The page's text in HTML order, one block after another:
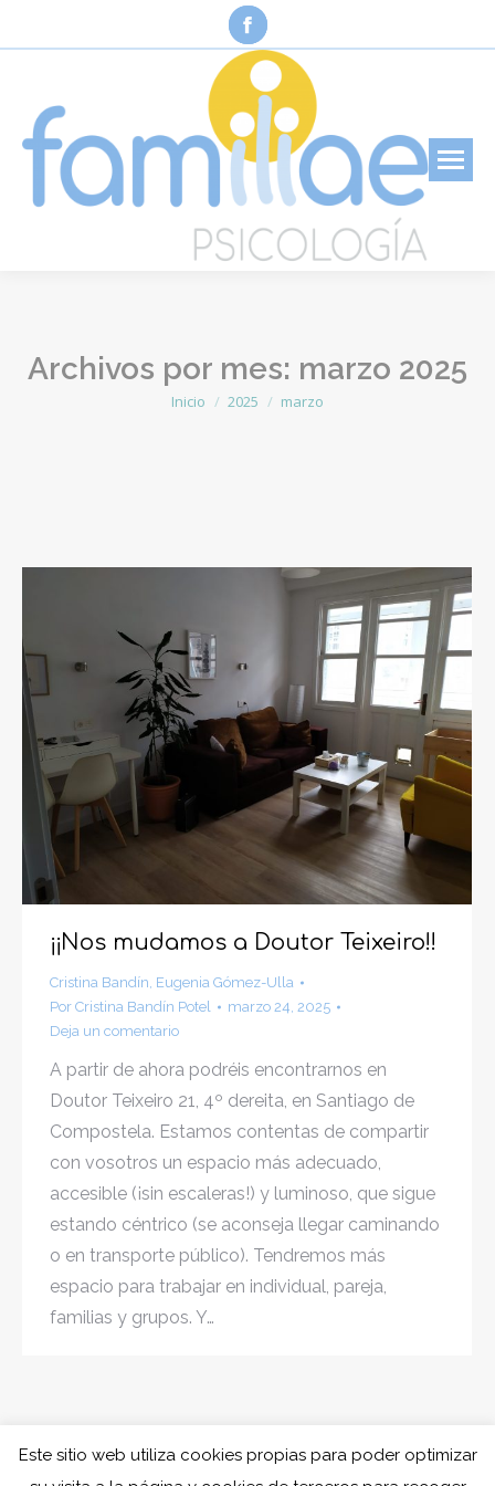
Facebook
page
opens
in
new
Archivos por mes: marzo 2025
Estás aquí:
Inicio 2025 marzo
¡¡Nos mudamos a Doutor Teixeiro!!
Cristina Bandín, Eugenia Gómez-Ulla
Por Cristina Bandín Potel
marzo 24, 2025
Deja un comentario
A partir de ahora podréis encontrarnos en
Doutor Teixeiro 21, 4º dereita, en Santiago de
Compostela. Estamos contentas de compartir
con vosotros un espacio más adecuado,
accesible (¡sin escaleras!) y luminoso, que sigue
estando céntrico (se aconseja llegar caminando
o en transporte público). Tendremos más
espacio para trabajar en individual, pareja,
familias y grupos. Y…
Este sitio web utiliza cookies propias para poder optimizar